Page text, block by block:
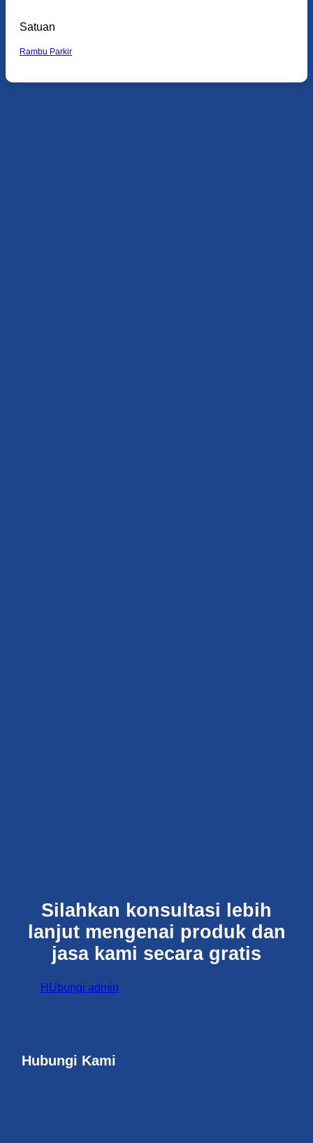
Satuan
Rambu Parkir
Silahkan konsultasi lebih
lanjut mengenai produk dan
jasa kami secara gratis
HUbungi admin
Hubungi Kami